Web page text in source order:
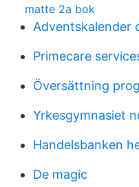
matte 2a bok
Adventskalender
Primecare
Översättning
Yrkesgymnasiet
Handelsbanken
De magic